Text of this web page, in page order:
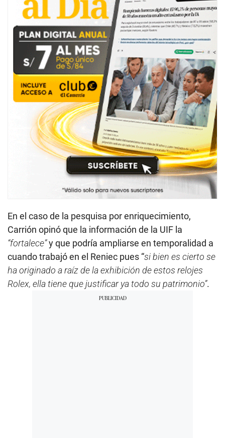
En el caso de la pesquisa por enriquecimiento,
Carrión opinó que la información de la UIF la
“fortalece”y que podría ampliarse en temporalidad a
cuando trabajó en el Reniec pues “si bien es cierto se
ha originado a raíz de la exhibición de estos relojes
Rolex, ella tiene que justificar ya todo su patrimonio”.